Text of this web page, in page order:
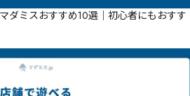
ダミスおすすめ10選｜初心者にもおすす